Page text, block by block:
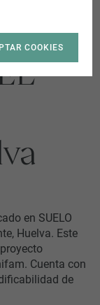
en SUELO
Huelva. Este
Cuenta con
de
COOKIES